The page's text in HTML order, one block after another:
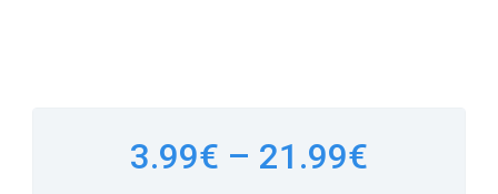
3.99€ – 21.99€